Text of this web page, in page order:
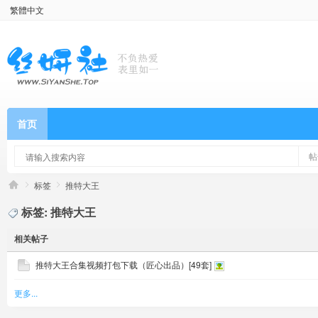
繁體中文
首页
标签 推特大王
标签: 推特大王
相关帖子
推特大王合集视频打包下载（匠心出品）[49套]
更多...